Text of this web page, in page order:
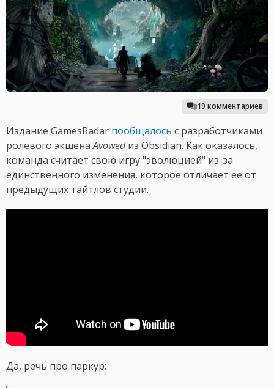
19 комментариев
Издание GamesRadar пообщалось с разработчиками
ролевого экшенаAvowedиз Obsidian. Как оказалось,
команда считает свою игру "эволюцией" из-за
единственного изменения, которое отличает ее от
предыдущих тайтлов студии.
Да, речь про паркур: